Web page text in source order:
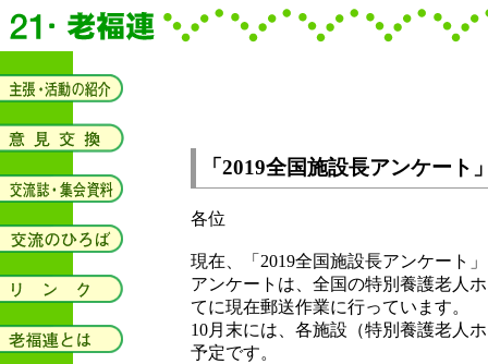
「2019全国施設長アンケート
各位
現在、「2019全国施設長アンケート
アンケートは、全国の特別養護老人
てに現在郵送作業に行っています。
10月末には、各施設（特別養護老人
予定です。